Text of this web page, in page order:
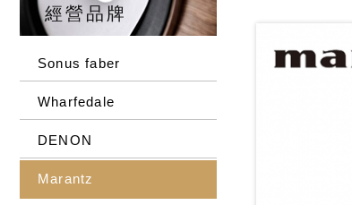
經營品牌
Sonus faber
Wharfedale
DENON
Marantz